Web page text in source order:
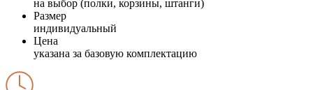
на выбор (полки, корзины, штанги)
Размер
индивидуальный
Цена
указана за базовую комплектацию